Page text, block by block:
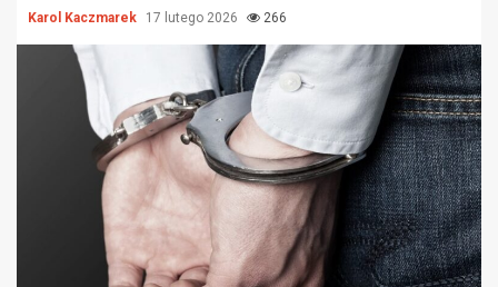
Karol Kaczmarek 17 lutego 2026 266